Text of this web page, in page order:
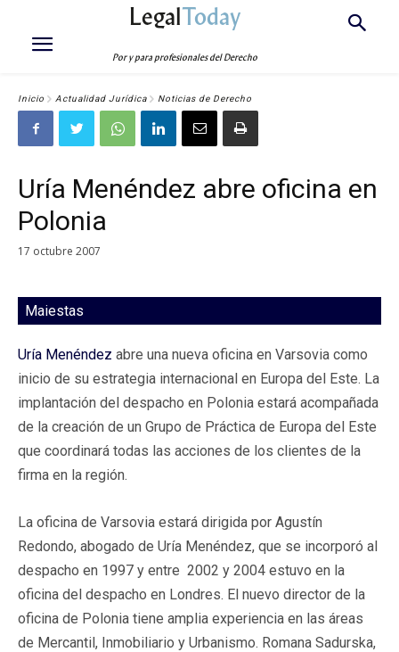
LegalToday
Por y para profesionales del Derecho
Inicio Actualidad Jurídica Noticias de Derecho
Uría Menéndez abre oficina en
Polonia
17 octubre 2007
Maiestas
Uría Menéndez abre una nueva oficina en Varsovia como
inicio de su estrategia internacional en Europa del Este. La
implantación del despacho en Polonia estará acompañada
de la creación de un Grupo de Práctica de Europa del Este
que coordinará todas las acciones de los clientes de la
firma en la región.
La oficina de Varsovia estará dirigida por Agustín
Redondo, abogado de Uría Menéndez, que se incorporó al
despacho en 1997 y entre 2002 y 2004 estuvo en la
oficina del despacho en Londres. El nuevo director de la
oficina de Polonia tiene amplia experiencia en las áreas
de Mercantil, Inmobiliario y Urbanismo. Romana Sadurska,